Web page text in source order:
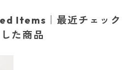
Items｜最近チェック
した商品